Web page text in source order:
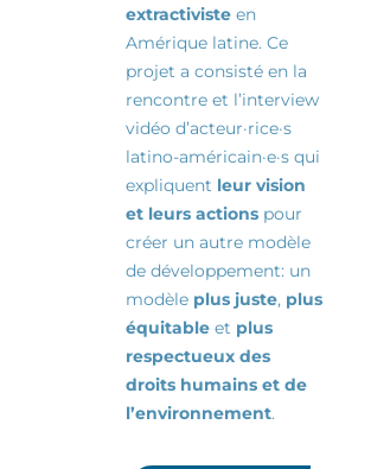
extractiviste en
Amérique latine. Ce
projet a consisté en la
rencontre et l’interview
vidéo d’acteur·rice·s
latino-américain·e·s qui
expliquent leur vision
et leurs actions pour
créer un autre modèle
de développement: un
modèle plus juste, plus
équitable et plus
respectueux des
droits humains et de
l’environnement.